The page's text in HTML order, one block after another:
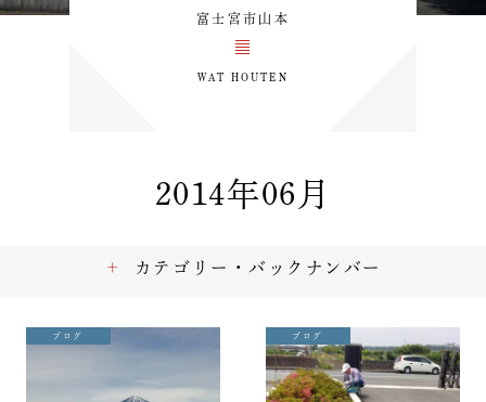
富士宮市山本
WAT HOUTEN
2014年06月
ブログ ブログ
カテゴリー・バックナンバー